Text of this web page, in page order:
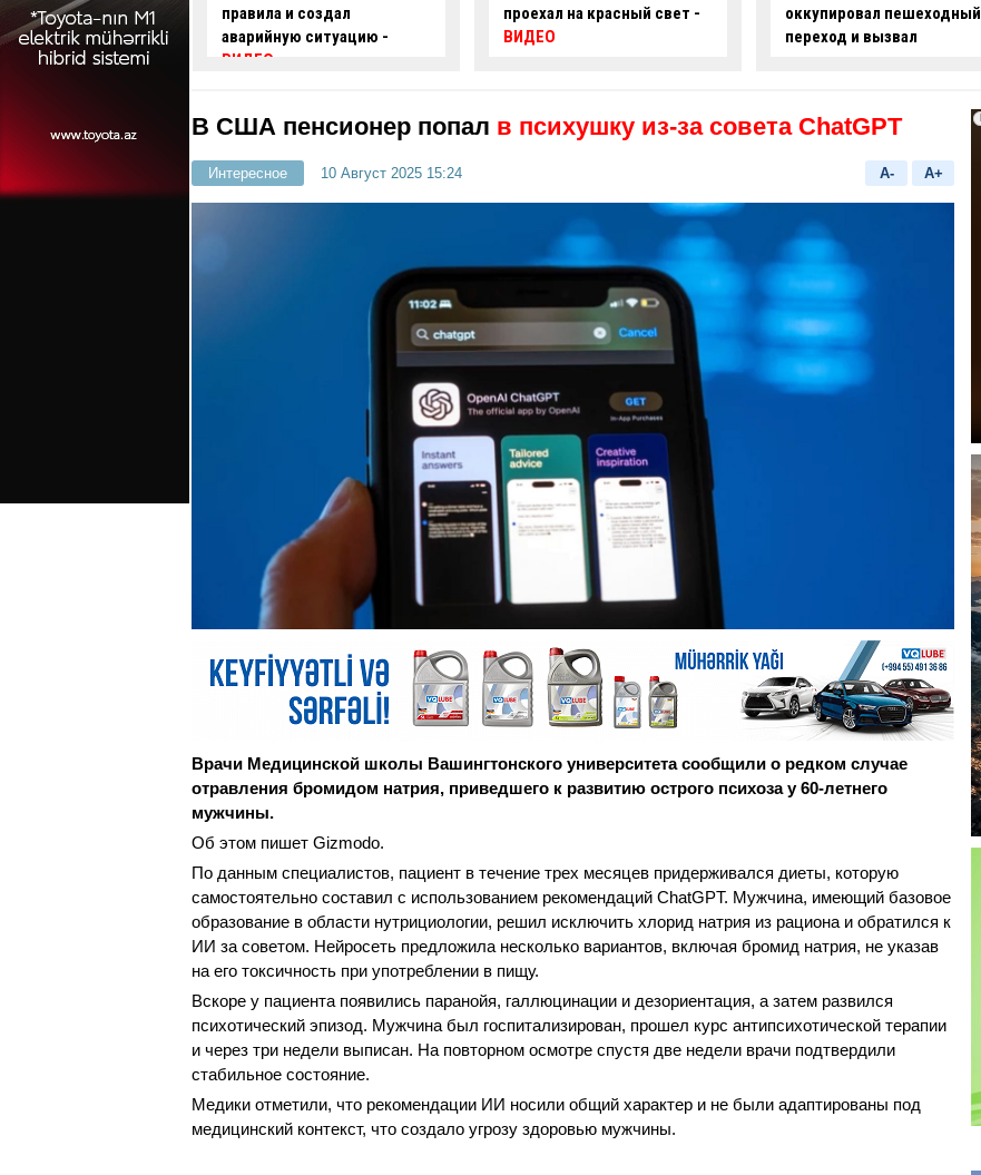
создал
ситуацию -
проехал на красный свет -
ВИДЕО
оккупировал пешеходный
переход и вызвал
ряде улиц Баку ограничат
движение
В США пенсионер попал в психушку из-за совета ChatGPT
Интересное 10 Август 2025 15:24 A- A+
Врачи Медицинской школы Вашингтонского университета сообщили о редком случае
отравления бромидом натрия, приведшего к развитию острого психоза у 60-летнего
мужчины.
Об этом пишет Gizmodo.
По данным специалистов, пациент в течение трех месяцев придерживался диеты, которую
самостоятельно составил с использованием рекомендаций ChatGPT. Мужчина, имеющий базовое
образование в области нутрициологии, решил исключить хлорид натрия из рациона и обратился к
ИИ за советом. Нейросеть предложила несколько вариантов, включая бромид натрия, не указав
на его токсичность при употреблении в пищу.
Вскоре у пациента появились паранойя, галлюцинации и дезориентация, а затем развился
психотический эпизод. Мужчина был госпитализирован, прошел курс антипсихотической терапии
и через три недели выписан. На повторном осмотре спустя две недели врачи подтвердили
стабильное состояние.
Медики отметили, что рекомендации ИИ носили общий характер и не были адаптированы под
медицинский контекст, что создало угрозу здоровью мужчины.